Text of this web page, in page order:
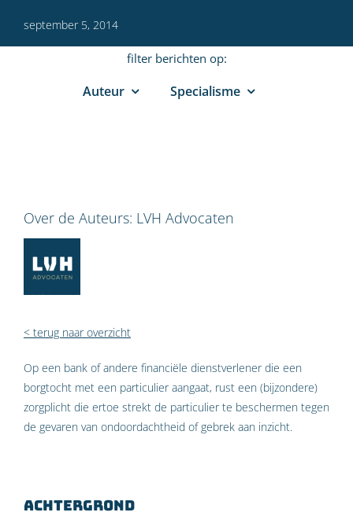
september 5, 2014
filter berichten op:
Auteur Specialisme
Over de Auteurs: LVH Advocaten
< terug naar overzicht
Op een bank of andere financiële dienstverlener die een
borgtocht met een particulier aangaat, rust een (bijzondere)
zorgplicht die ertoe strekt de particulier te beschermen tegen
de gevaren van ondoordachtheid of gebrek aan inzicht.
Achtergrond